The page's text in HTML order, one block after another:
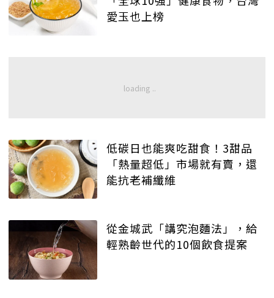
愛玉也上榜
低碳日也能爽吃甜食！3甜品
「熱量超低」市場就有賣，還
能抗老補纖維
從金城武「講究泡麵法」，給
輕熟齡世代的10個飲食提案